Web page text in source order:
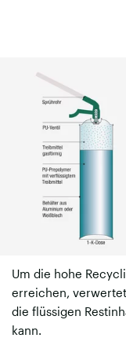
Um die hohe
erreichen, verwertet
die flüssigen
kann.